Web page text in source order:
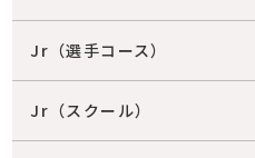
Jr（選手コース）
Jr（スクール）